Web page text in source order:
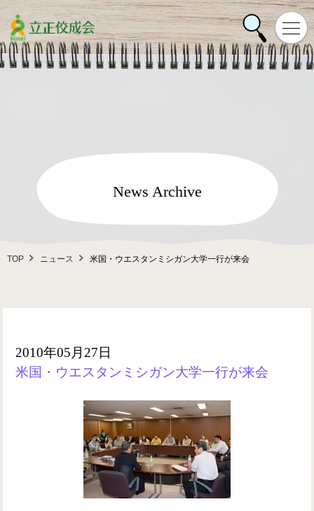
News Archive
TOP ニュース 米国・ウエスタンミシガン大学一行が来会
2010年05月27日
米国・ウエスタンミシガン大学一行が来会